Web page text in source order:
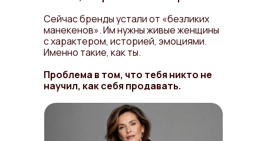
Сейчас бренды устали от «безликих
манекенов». Им нужны живые женщины
с характером, историей, эмоциями.
Именно такие, как ты.
Проблема в том, что тебя никто не
научил, как себя продавать.